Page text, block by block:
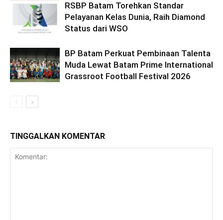
RSBP Batam Torehkan Standar
Pelayanan Kelas Dunia, Raih Diamond
Status dari WSO
BP Batam Perkuat Pembinaan Talenta
Muda Lewat Batam Prime International
Grassroot Football Festival 2026
TINGGALKAN KOMENTAR